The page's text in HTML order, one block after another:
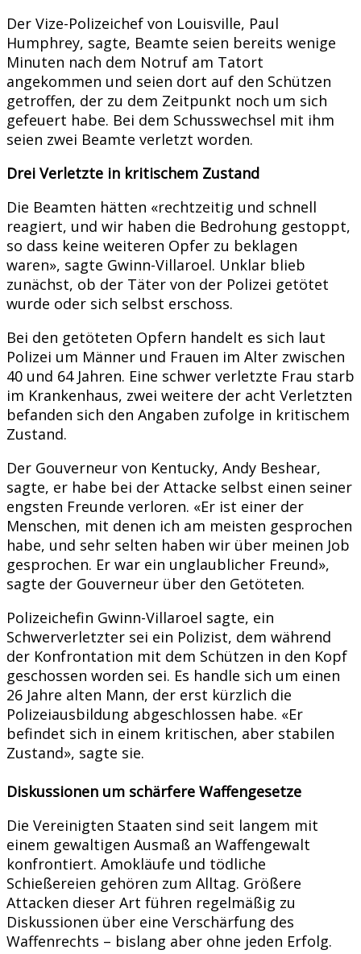
Der Vize-Polizeichef von Louisville, Paul
Humphrey, sagte, Beamte seien bereits wenige
Minuten nach dem Notruf am Tatort
angekommen und seien dort auf den Schützen
getroffen, der zu dem Zeitpunkt noch um sich
gefeuert habe. Bei dem Schusswechsel mit ihm
seien zwei Beamte verletzt worden.
Drei Verletzte in kritischem Zustand
Die Beamten hätten «rechtzeitig und schnell
reagiert, und wir haben die Bedrohung gestoppt,
so dass keine weiteren Opfer zu beklagen
waren», sagte Gwinn-Villaroel. Unklar blieb
zunächst, ob der Täter von der Polizei getötet
wurde oder sich selbst erschoss.
Bei den getöteten Opfern handelt es sich laut
Polizei um Männer und Frauen im Alter zwischen
40 und 64 Jahren. Eine schwer verletzte Frau starb
im Krankenhaus, zwei weitere der acht Verletzten
befanden sich den Angaben zufolge in kritischem
Zustand.
Der Gouverneur von Kentucky, Andy Beshear,
sagte, er habe bei der Attacke selbst einen seiner
engsten Freunde verloren. «Er ist einer der
Menschen, mit denen ich am meisten gesprochen
habe, und sehr selten haben wir über meinen Job
gesprochen. Er war ein unglaublicher Freund»,
sagte der Gouverneur über den Getöteten.
Polizeichefin Gwinn-Villaroel sagte, ein
Schwerverletzter sei ein Polizist, dem während
der Konfrontation mit dem Schützen in den Kopf
geschossen worden sei. Es handle sich um einen
26 Jahre alten Mann, der erst kürzlich die
Polizeiausbildung abgeschlossen habe. «Er
befindet sich in einem kritischen, aber stabilen
Zustand», sagte sie.
Diskussionen um schärfere Waffengesetze
Die Vereinigten Staaten sind seit langem mit
einem gewaltigen Ausmaß an Waffengewalt
konfrontiert. Amokläufe und tödliche
Schießereien gehören zum Alltag. Größere
Attacken dieser Art führen regelmäßig zu
Diskussionen über eine Verschärfung des
Waffenrechts – bislang aber ohne jeden Erfolg.